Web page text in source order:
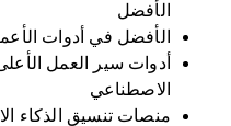
الأفضل
الأفضل في أدوات
أدوات سير العمل
الاصطناعي
منصات تنسيق الذكاء